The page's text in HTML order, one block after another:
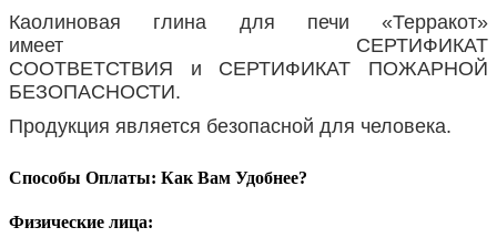
Каолиновая глина для печи «Терракот»
имеет СЕРТИФИКАТ
СООТВЕТСТВИЯ и СЕРТИФИКАТ ПОЖАРНОЙ
БЕЗОПАСНОСТИ.
Продукция является безопасной для человека.
Способы Оплаты: Как Вам Удобнее?
Физические лица: